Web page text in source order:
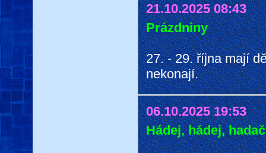
21.10.2025 08:43
Prázdniny
27. - 29. října mají
nekonají.
06.10.2025 19:53
Hádej, hádej,